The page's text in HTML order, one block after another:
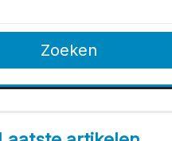
Zoeken